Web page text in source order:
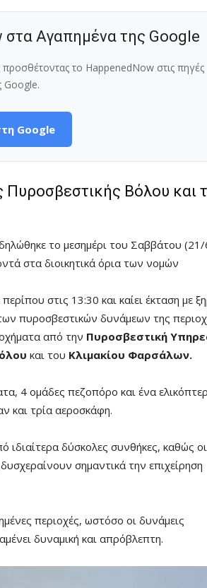
στα Αγαπημένα της Google
προσθέτοντας το HappenedNow στις πηγές
Google.
Google
Πυροσβεστικής Βόλου και
το μεσημέρι του Σαββάτου
στα διοικητικά όρια των νομών
στις 13:30 και καίει έκταση με
πυροσβεστικών δυνάμεων της
από την Πυροσβεστική
και του Κλιμακίου Φαρσάλων.
4 ομάδες πεζοπόρο και ένα
και τρία αεροσκάφη.
ιδιαίτερα δύσκολες συνθήκες, καθώς οι
σημαντικά την επιχείρηση
περιοχές, ωστόσο οι δυνάμεις
δυναμική και απρόβλεπτη.